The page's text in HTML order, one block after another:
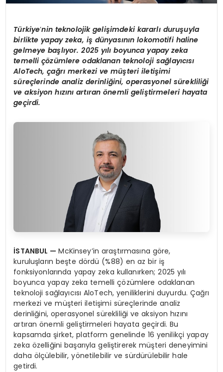
Türkiye’nin teknolojik gelişimdeki kararlı duruşuyla
birlikte yapay zeka, iş dünyasının lokomotifi haline
gelmeye başlıyor. 2025 yılı boyunca yapay zeka
temelli çözümlere odaklanan teknoloji sağlayıcısı
AloTech, çağrı merkezi ve müşteri iletişimi
süreçlerinde analiz derinliğini, operasyonel sürekliliği
ve aksiyon hızını artıranönemli geliştirmeleri hayata
geçirdi.
İSTANBUL —McKinsey’in araştırmasına göre,
kuruluşların beşte dördü (%88) en az bir iş
fonksiyonlarında yapay zeka kullanırken; 2025 yılı
boyunca yapay zeka temelli çözümlere odaklanan
teknoloji sağlayıcısı AloTech, yeniliklerini duyurdu. Çağrı
merkezi ve müşteri iletişimi süreçlerinde analiz
derinliğini, operasyonel sürekliliği ve aksiyon hızını
artıran önemli geliştirmeleri hayata geçirdi. Bu
kapsamda şirket, platform genelinde 16 yenilikçi yapay
zeka özelliğini başarıyla geliştirerek müşteri deneyimini
daha ölçülebilir, yönetilebilir ve sürdürülebilir hale
getirdi.